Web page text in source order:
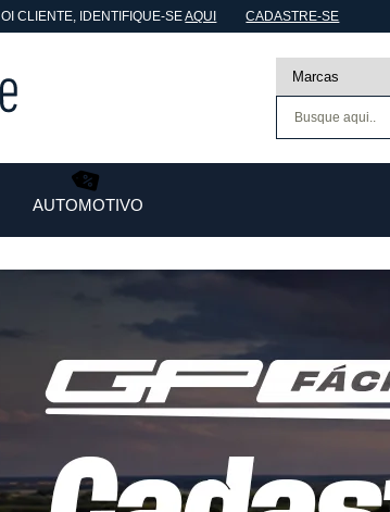
OICLIENTE, IDENTIFIQUE-SEAQUI CADASTRE-SE
AUTOMOTIVO